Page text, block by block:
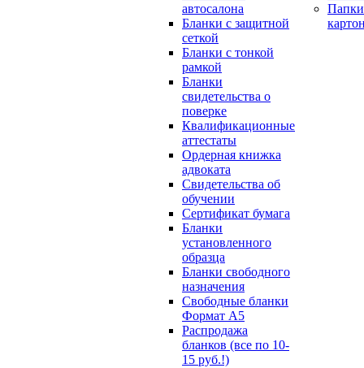
автосалона
Бланки с защитной
сеткой
Бланки с тонкой
рамкой
Бланки
свидетельства о
поверке
Квалификационные
аттестаты
Ордерная книжка
адвоката
Свидетельства об
обучении
Сертификат бумага
Бланки
установленного
образца
Бланки свободного
назначения
Свободные бланки
Формат А5
Распродажа
бланков (все по 10-
15 руб.!)
Папки